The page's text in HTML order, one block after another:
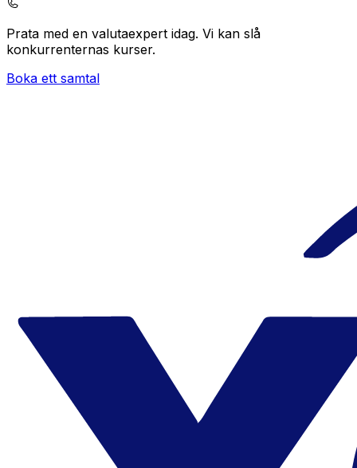
Prata med en valutaexpert idag. Vi kan slå
konkurrenternas kurser.
Boka ett samtal